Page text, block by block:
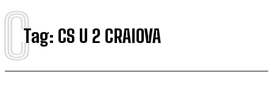
Tag: CS U 2 CRAIOVA
C